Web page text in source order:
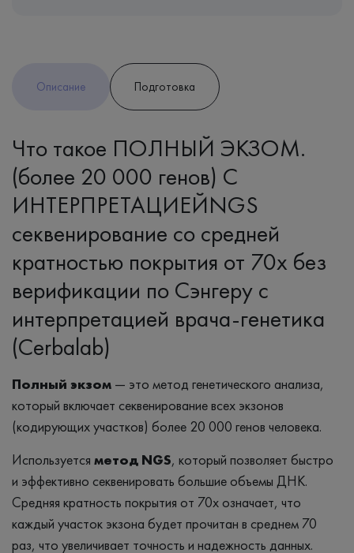
Описание Подготовка
Что такое ПОЛНЫЙ ЭКЗОМ.
(более 20 000 генов) С
ИНТЕРПРЕТАЦИЕЙNGS
секвенирование со средней
кратностью покрытия от 70х без
верификации по Сэнгеру с
интерпретацией врача-генетика
(Cerbalab)
Полный экзом — это метод генетического анализа,
который включает секвенирование всех экзонов
(кодирующих участков) более 20 000 генов человека.
Используется метод NGS, который позволяет быстро
и эффективно секвенировать большие объемы ДНК.
Средняя кратность покрытия от 70x означает, что
каждый участок экзона будет прочитан в среднем 70
раз, что увеличивает точность и надежность данных.